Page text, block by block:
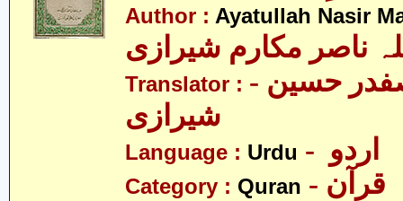
Author : Ayatullah Nasir
ناصر مکارم شیرازی
Translator : - مولانا سید صفدر حسین
شیرازی
Language : Urdu
Category : Quran - قرآن